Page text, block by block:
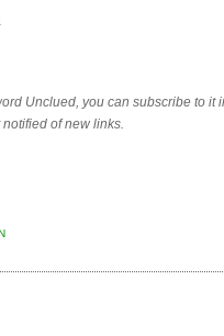
Unclued, you can subscribe to it
of new links.